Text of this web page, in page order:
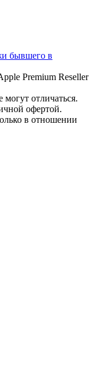
бывшего в
Premium Reseller
отличаться.
офертой.
в отношении